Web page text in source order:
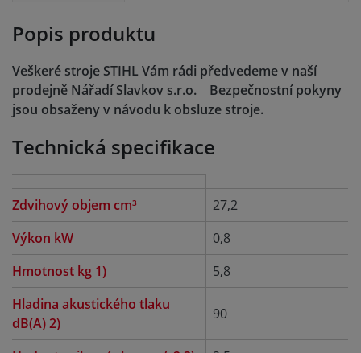
Popis produktu
Veškeré stroje STIHL Vám rádi předvedeme v naší
prodejně Nářadí Slavkov s.r.o. Bezpečnostní pokyny
jsou obsaženy v návodu k obsluze stroje.
Technická specifikace
Zdvihový objem cm³
27,2
Výkon kW
0,8
Hmotnost kg 1)
5,8
Hladina akustického tlaku
dB(A) 2)
90